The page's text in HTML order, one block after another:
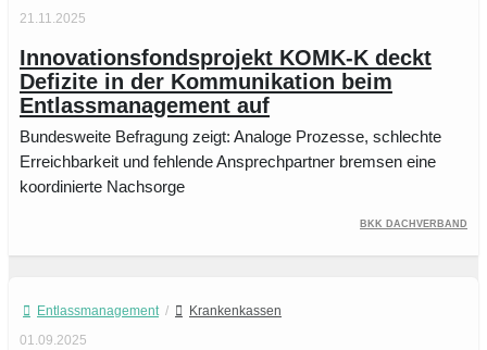
21.11.2025
Innovationsfondsprojekt KOMK-K deckt
Defizite in der Kommunikation beim
Entlassmanagement auf
Bundesweite Befragung zeigt: Analoge Prozesse, schlechte
Erreichbarkeit und fehlende Ansprechpartner bremsen eine
koordinierte Nachsorge
BKK Dachverband
Entlassmanagement /
Krankenkassen
01.09.2025